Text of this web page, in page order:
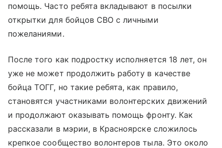
помощь. Часто ребята вкладывают в посылки
открытки для бойцов СВО с личными
пожеланиями.
После того как подростку исполняется 18 лет, он
уже не может продолжить работу в качестве
бойца ТОГГ, но такие ребята, как правило,
становятся участниками волонтерских движений
и продолжают оказывать помощь фронту. Как
рассказали в мэрии, в Красноярске сложилось
крепкое сообщество волонтеров тыла. Это около